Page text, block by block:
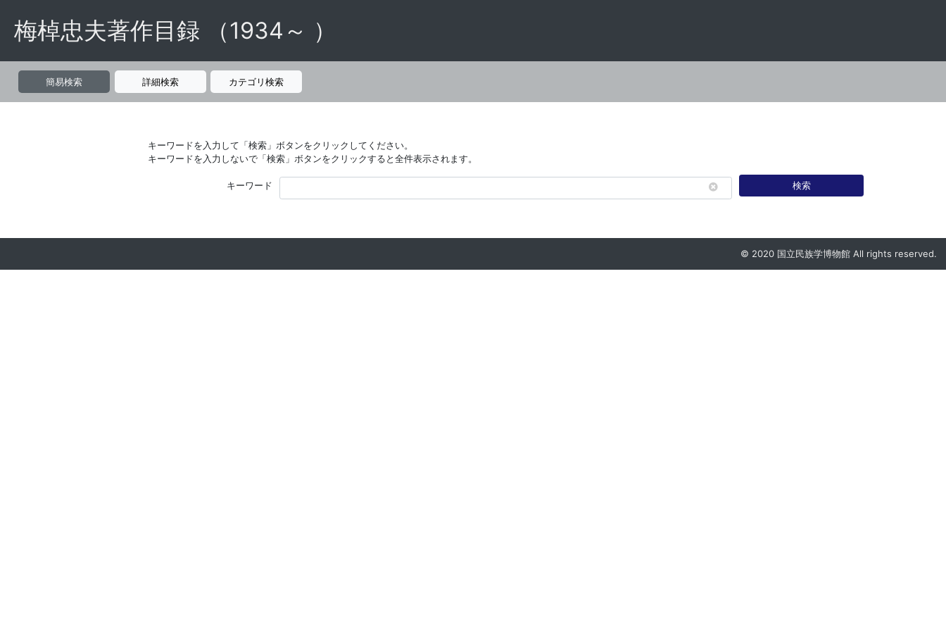
梅棹忠夫著作目録 （1934～ ）
簡易検索 詳細検索 カテゴリ検索
キーワードを入力して「検索」ボタンをクリックしてください。
キーワードを入力しないで「検索」ボタンをクリックすると全件表示されます。
キーワード 検索
© 2020 国立民族学博物館 All rights reserved.